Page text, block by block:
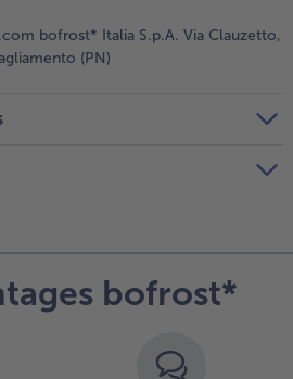
bofrost* Italia S.p.A. Via Clauzetto,
(PN)
bofrost*